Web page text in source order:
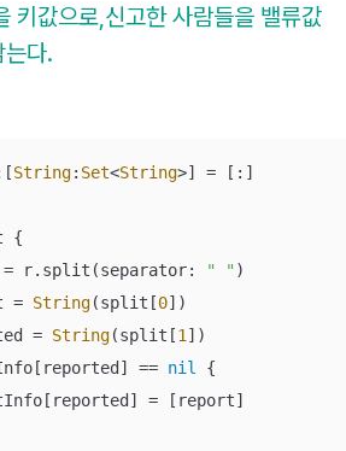
키값으로,신고한 사람들을 밸류값
다.
String: Set<String>] = [:]
{
= r.split(separator: " " )
= String(split[0])
= String(split[1 ])
== nil
{
= [report]